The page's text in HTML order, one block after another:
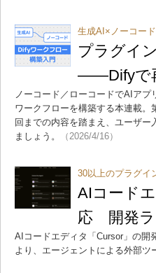
生成AI×ノーコー
プラグイ
――Difyで
ノーコード／ローコードでAIア
ワークフローを構築する本連載
回までの内容を踏まえ、ユーザ
ましょう。
（2026/4/16）
30以上のプラグイ
AIコード
応 開発ラ
AIコードエディタ「Cursor」の開
より、エージェントによる外部